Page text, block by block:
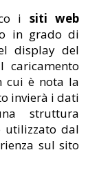
i siti web
in grado di
display del
caricamento
cui è nota la
invierà i dati
struttura
utilizzato dal
sul sito